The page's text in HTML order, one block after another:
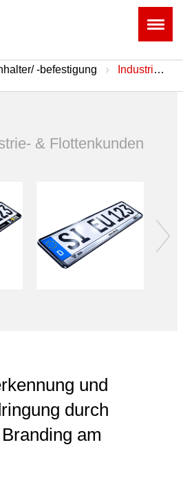
-befestigung Industrie- & Flottenkunden
& Flottenkunden
und
durch
am